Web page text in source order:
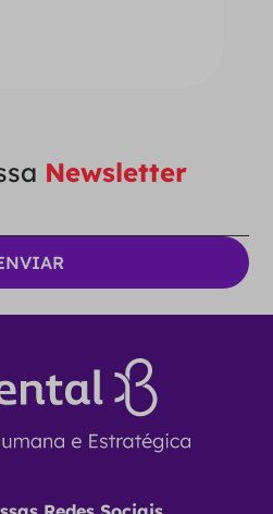
Newsletter